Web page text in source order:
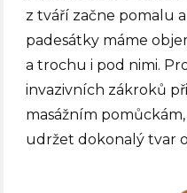
z tváří začne pomalu
padesátky máme
a trochu i pod nimi.
invazivních zákroků
masážním
udržet dokonalý tvar